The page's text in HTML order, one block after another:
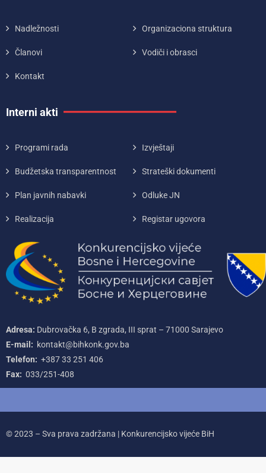
Nadležnosti Organizaciona struktura
Članovi Vodiči i obrasci
Kontakt
Interni akti
Programi rada Izvještaji
Budžetska transparentnost Strateški dokumenti
Plan javnih nabavki Odluke JN
Realizacija Registar ugovora
Adresa: Dubrovačka 6, B zgrada, III sprat – 71000‌ Sarajevo
E-mail: kontakt@bihkonk.gov.ba
Telefon: +387‌ 33‌ 251‌ 406
Fax: 033/251-408
© 2023 – Sva prava zadržana | Konkurencijsko vijeće BiH